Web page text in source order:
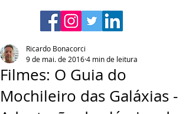
Filmes: O Guia do
Mochileiro das Galáxias -
Ricardo Bonacorci
9 de mai. de 20164 min de leitura